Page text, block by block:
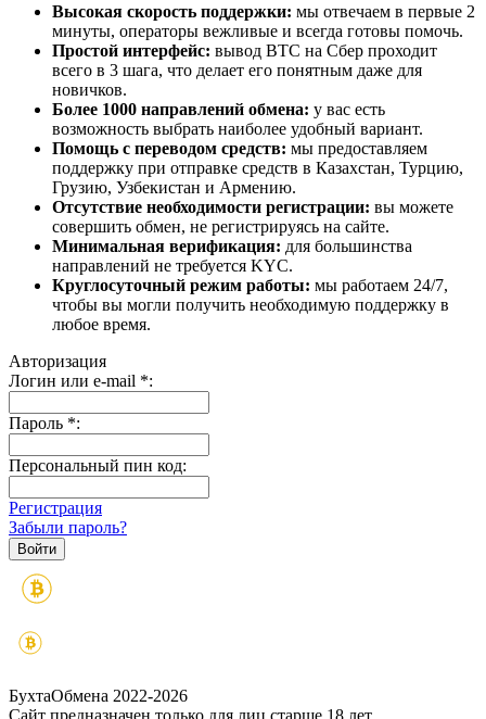
Высокая скорость поддержки: мы отвечаем в первые 2
минуты, операторы вежливые и всегда готовы помочь.
Простой интерфейс: вывод BTC на Сбер проходит
всего в 3 шага, что делает его понятным даже для
новичков.
Более 1000 направлений обмена: у вас есть
возможность выбрать наиболее удобный вариант.
Помощь с переводом средств: мы предоставляем
поддержку при отправке средств в Казахстан, Турцию,
Грузию, Узбекистан и Армению.
Отсутствие необходимости регистрации: вы можете
совершить обмен, не регистрируясь на сайте.
Минимальная верификация: для большинства
направлений не требуется KYC.
Круглосуточный режим работы: мы работаем 24/7,
чтобы вы могли получить необходимую поддержку в
любое время.
Авторизация
Логин или e-mail *:
Пароль *:
Персональный пин код:
Регистрация
Забыли пароль?
БухтаОбмена 2022-2026
Сайт предназначен только для лиц старше 18 лет